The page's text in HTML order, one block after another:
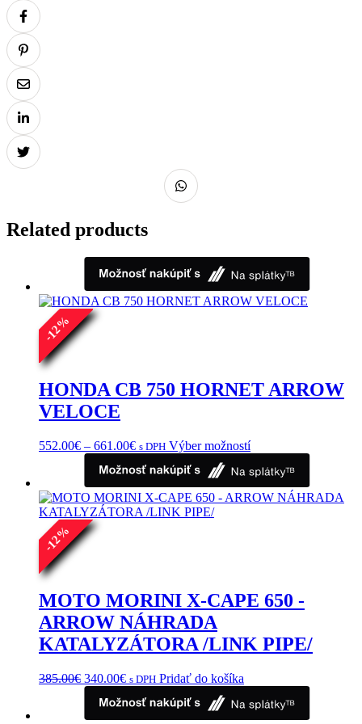
Related products
-
12
%
HONDA CB 750 HORNET ARROW
VELOCE
552.00€ – 661.00€Price
552.00€
through
661.00€
s DPH Výber možnostíTento
má
viacero
variantov.
produktu.
-
12
%
MOTO MORINI X-CAPE 650 -
ARROW NÁHRADA
KATALYZÁTORA /LINK PIPE/
385.00€ Pôvodná
cena
bola:
385.00€.
340.00€Aktuálna
je:
340.00€.
s DPH Pridať do košíka